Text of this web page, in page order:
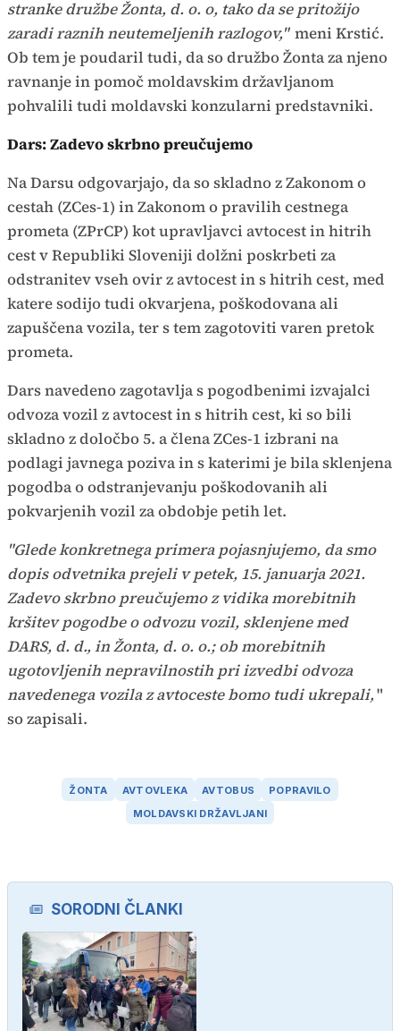
stranke družbe Žonta, d. o. o, tako da se pritožijo
zaradi raznih neutemeljenih razlogov," meni Krstić.
Ob tem je poudaril tudi, da so družbo Žonta za njeno
ravnanje in pomoč moldavskim državljanom
pohvalili tudi moldavski konzularni predstavniki.
Dars: Zadevo skrbno preučujemo
Na Darsu odgovarjajo, da so skladno z Zakonom o
cestah (ZCes-1) in Zakonom o pravilih cestnega
prometa (ZPrCP) kot upravljavci avtocest in hitrih
cest v Republiki Sloveniji dolžni poskrbeti za
odstranitev vseh ovir z avtocest in s hitrih cest, med
katere sodijo tudi okvarjena, poškodovana ali
zapuščena vozila, ter s tem zagotoviti varen pretok
prometa.
Dars navedeno zagotavlja s pogodbenimi izvajalci
odvoza vozil z avtocest in s hitrih cest, ki so bili
skladno z določbo 5. a člena ZCes-1 izbrani na
podlagi javnega poziva in s katerimi je bila sklenjena
pogodba o odstranjevanju poškodovanih ali
pokvarjenih vozil za obdobje petih let.
"Glede konkretnega primera pojasnjujemo, da smo
dopis odvetnika prejeli v petek, 15. januarja 2021.
Zadevo skrbno preučujemo z vidika morebitnih
kršitev pogodbe o odvozu vozil, sklenjene med
DARS, d. d., in Žonta, d. o. o.; ob morebitnih
ugotovljenih nepravilnostih pri izvedbi odvoza
navedenega vozila z avtoceste bomo tudi ukrepali,"
so zapisali.
ŽONTA AVTOVLEKA AVTOBUS
POPRAVILO
MOLDAVSKI DRŽAVLJANI
SORODNI ČLANKI